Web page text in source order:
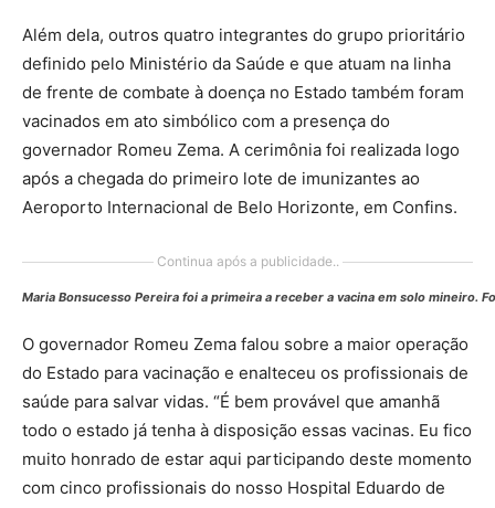
Além dela, outros quatro integrantes do grupo prioritário
definido pelo Ministério da Saúde e que atuam na linha
de frente de combate à doença no Estado também foram
vacinados em ato simbólico com a presença do
governador Romeu Zema. A cerimônia foi realizada logo
após a chegada do primeiro lote de imunizantes ao
Aeroporto Internacional de Belo Horizonte, em Confins.
Continua após a publicidade..
Maria Bonsucesso Pereira foi a primeira a receber a vacina em solo mineiro.
O governador Romeu Zema falou sobre a maior operação
do Estado para vacinação e enalteceu os profissionais de
saúde para salvar vidas. “É bem provável que amanhã
todo o estado já tenha à disposição essas vacinas. Eu fico
muito honrado de estar aqui participando deste momento
com cinco profissionais do nosso Hospital Eduardo de